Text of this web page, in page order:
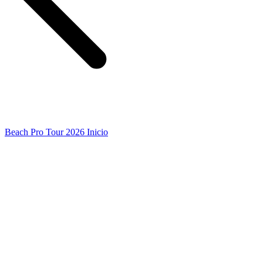
Beach Pro Tour 2026 Inicio